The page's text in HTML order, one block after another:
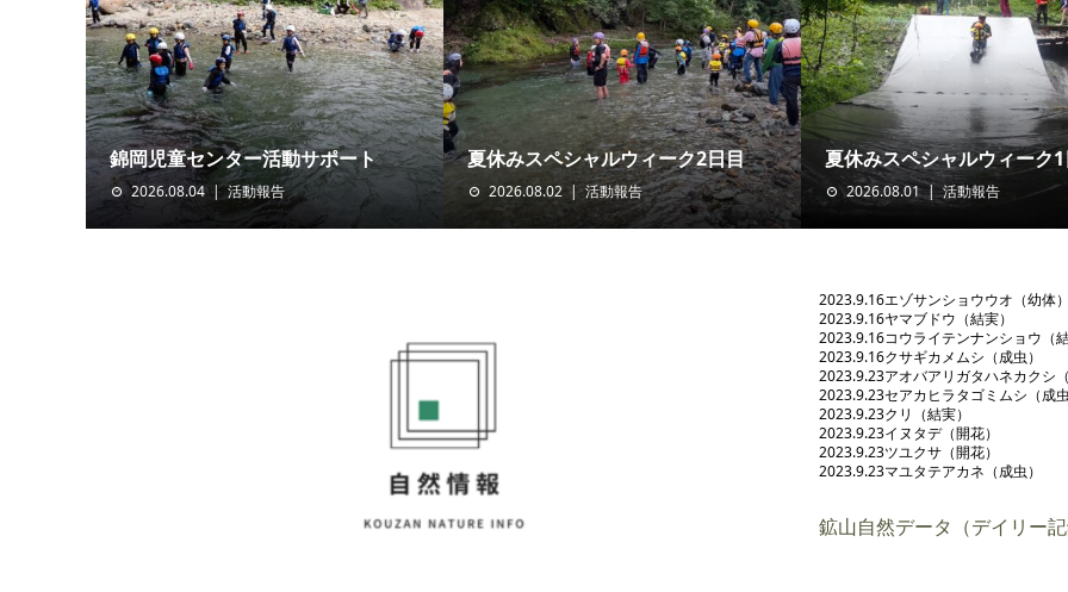
錦岡児童センター活動サポート
2026.08.04 活動報告
夏休みスペシャルウィーク2日目
2026.08.02 活動報告
夏休みスペシャルウィーク1
2026.08.01 活動報告
2023.9.16エゾサンショウウオ（幼体）
2023.9.16ヤマブドウ（結実）
2023.9.16コウライテンナンショウ（結
2023.9.16クサギカメムシ（成虫）
2023.9.23アオバアリガタハネカクシ（
2023.9.23セアカヒラタゴミムシ（成虫
2023.9.23クリ（結実）
2023.9.23イヌタデ（開花）
2023.9.23ツユクサ（開花）
2023.9.23マユタテアカネ（成虫）
鉱山自然データ（デイリー